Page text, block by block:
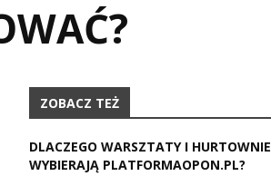
ZOBACZ TEŻ
DLACZEGO WARSZTATY I HURTOWNIE
WYBIERAJĄ PLATFORMAOPON.PL?